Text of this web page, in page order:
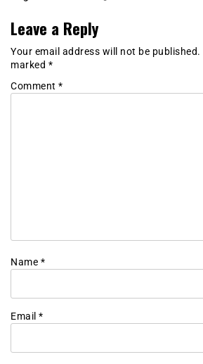
Leave a Reply
Your email address will not be published.
marked *
Comment *
Name *
Email *